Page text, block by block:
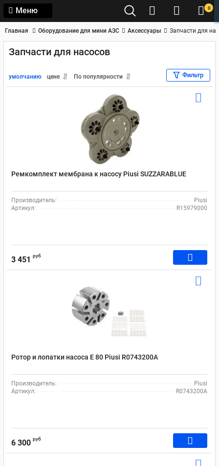
Меню 0
Главная Оборудование для мини АЗС Аксессуары Запчасти для
Запчасти для насосов
умолчанию цене По популярности Фильтр
Ремкомплект мембрана к насосу Piusi SUZZARABLUE
Производитель:
Piusi
Артикул:
R15979000
3 451 руб
Ротор и лопатки насоса E 80 Piusi R0743200A
Производитель:
Piusi
Артикул:
R0743200A
6 300 руб